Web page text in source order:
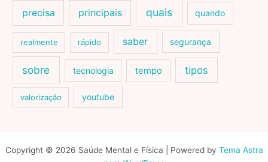
precisa principais quais quando
realmente rápido saber segurança
sobre tecnologia tempo tipos
valorização youtube
Copyright © 2026 Saúde Mental e Física | Powered by Tema Astra